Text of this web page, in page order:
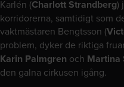
Karlén (Charlott Strandberg)
korridorerna, samtidigt som
vaktmästaren Bengtsson (
problem, dyker de riktiga
Karin Palmgren och Martina
den galna cirkusen igång.